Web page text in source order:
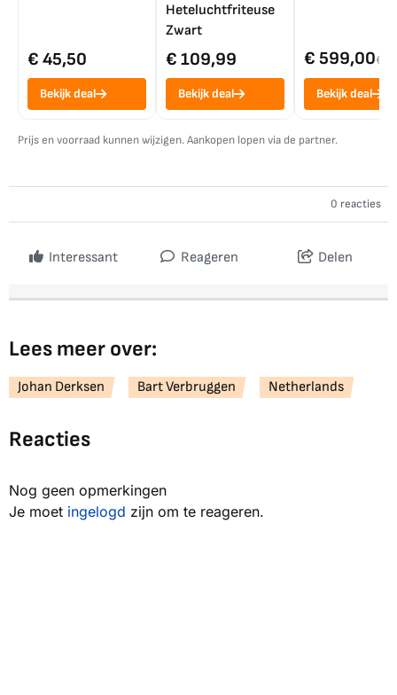
€ 45,50
Bekijk deal
Heteluchtfriteuse
Zwart
€ 109,99
Bekijk deal
€ 599,00€
Bekijk deal
Prijs en voorraad kunnen wijzigen. Aankopen lopen via de partner.
0 reacties
Interessant Reageren Delen
Lees meer over:
Johan Derksen Bart Verbruggen Netherlands
Reacties
Nog geen opmerkingen
Je moet ingelogd zijn om te reageren.